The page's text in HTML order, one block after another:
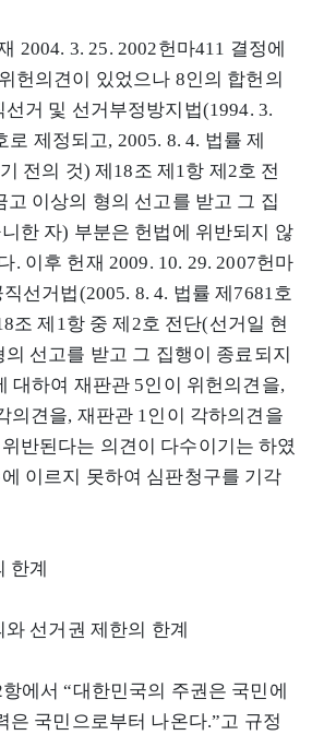
2004. 3. 25. 2002헌마411 결정에
헌의견이 있었으나 8인의 합헌의
거 및 선거부정방지법(1994. 3.
로 제정되고, 2005. 8. 4. 법률 제
전의 것) 제18조 제1항 제2호 전
고 이상의 형의 선고를 받고 그 집
한 자) 부분은 헌법에 위반되지 않
. 이후 헌재 2009. 10. 29. 2007헌마
선거법(2005. 8. 4. 법률 제7681호
조 제1항 중 제2호 전단(선거일 현
선고를 받고 그 집행이 종료되지
대하여 재판관 5인이 위헌의견을,
의견을, 재판관 1인이 각하의견을
반된다는 의견이 다수이기는 하였
이르지 못하여 심판청구를 기각
한계
선거권 제한의 한계
에서 “대한민국의 주권은 국민에
은 국민으로부터 나온다.”고 규정